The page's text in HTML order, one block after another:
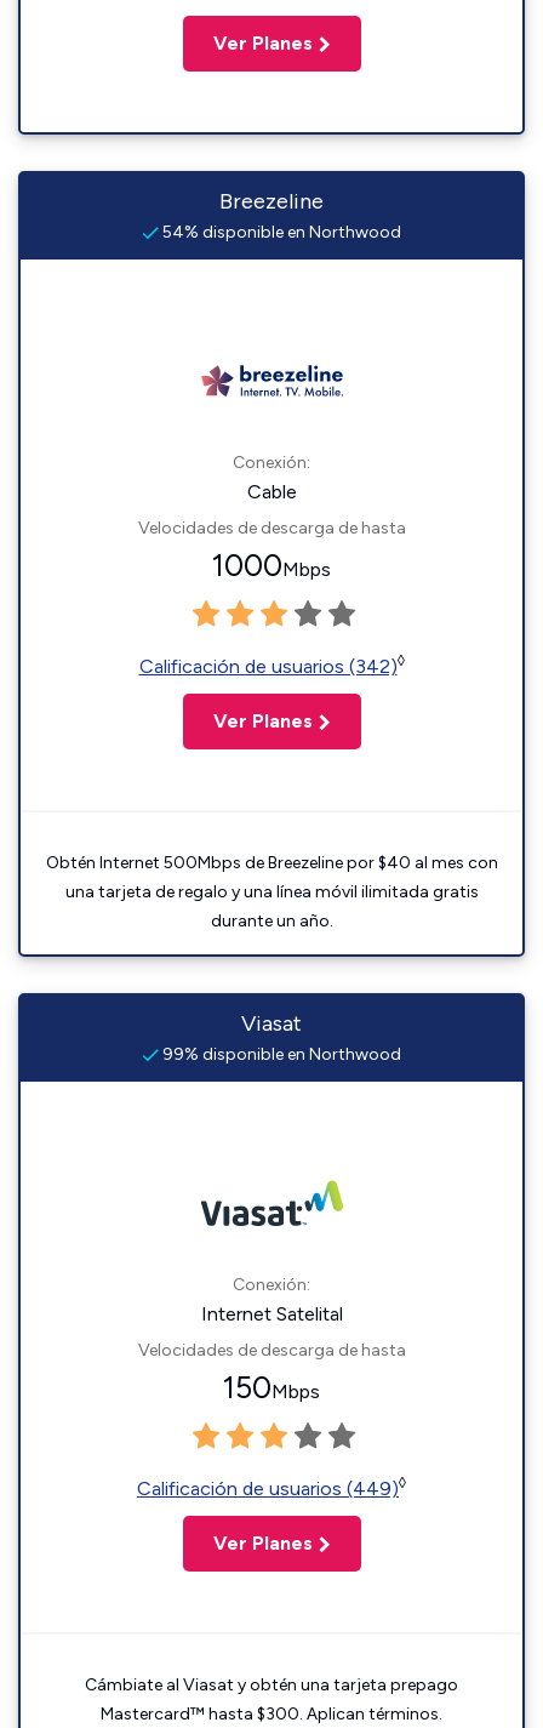
Ver Planes
Breezeline
54% disponible en Northwood
Conexión:
Cable
Velocidades de descarga de hasta
1000Mbps
Calificación de usuarios (342)◊
Ver Planes
Obtén Internet 500Mbps de Breezeline por $40 al mes con
una tarjeta de regalo y una línea móvil ilimitada gratis
durante un año.
Viasat
99% disponible en Northwood
Conexión:
Internet Satelital
Velocidades de descarga de hasta
150Mbps
Calificación de usuarios (449)◊
Ver Planes
Cámbiate al Viasat y obtén una tarjeta prepago
Mastercard™ hasta $300. Aplican términos.